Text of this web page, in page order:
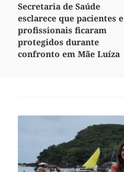
Secretaria de Saúde
esclarece que pacientes e
profissionais ficaram
protegidos durante
confronto em Mãe Luíza